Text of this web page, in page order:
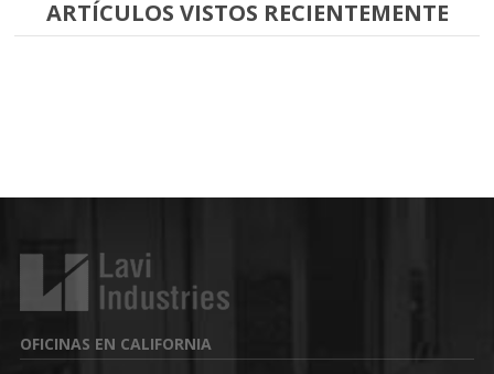
ARTÍCULOS VISTOS RECIENTEMENTE
OFICINAS EN CALIFORNIA